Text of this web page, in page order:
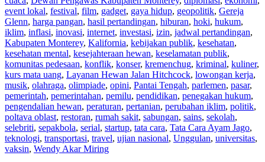
event lokal, festival, film, gadget, gaya hidup, geopolitik, Gereja
Glenn, harga pangan, hasil pertandingan, hiburan, hoki, hukum,
iklim, inflasi, inovasi, internet, investasi, izin, jadwal pertandingan,
Kabupaten Monterey, Kalifornia, kebijakan publik, kesehatan,
kesehatan mental, kesejahteraan hewan, keselamatan publik,
komunitas pedesaan, konflik, konser, kremenchug, kriminal, kuliner,
kurs mata uang, Layanan Hewan Jalan Hitchcock, lowongan kerja,
musik, olahraga, olimpiade, opini, Pantai Tengah, parlemen, pasar,
pemerintah, pemerintahan, pemilu, pendidikan, penegakan hukum,
pengendalian hewan, peraturan, pertanian, perubahan iklim, politik,
poltava oblast, restoran, rumah sakit, sabungan, sains, sekolah,
selebriti, sepakbola, serial, startup, tata cara, Tata Cara Ayam Jago,
teknologi, transportasi, travel, ujian nasional, Unggulan, universitas,
vaksin, Wendy Akar Miring